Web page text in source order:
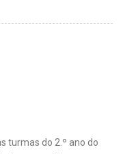
turmas do 2.º ano do